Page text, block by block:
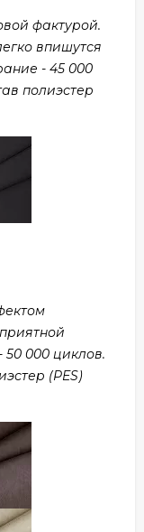
фактурой.
впишутся
- 45 000
полиэстер
50 000 циклов.
(PES)